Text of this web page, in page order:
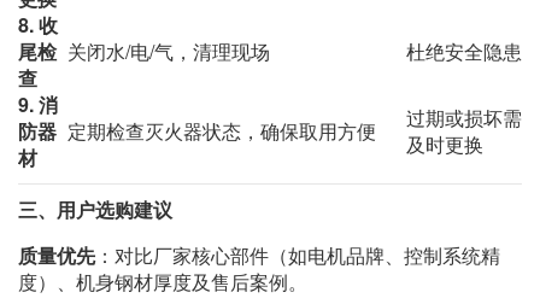
8. 收
尾检
查
关闭水/电/气，清理现场
杜绝安全隐患
9. 消
防器
材
定期检查灭火器状态，确保取用方便
过期或损坏需
及时更换
三、用户选购建议
质量优先：对比厂家核心部件（如电机品牌、控制系统精
度）、机身钢材厚度及售后案例。